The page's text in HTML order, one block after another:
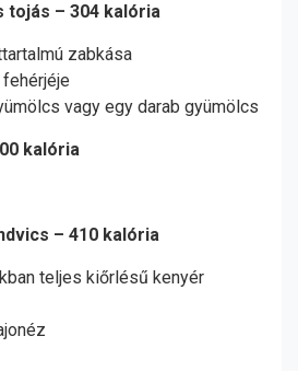
tojás – 304 kalória
zabkása
vagy egy darab gyümölcs
kalória
– 410 kalória
teljes kiőrlésű kenyér